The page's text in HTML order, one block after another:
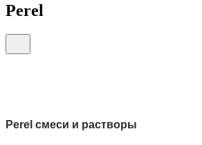
Perel
Perel смеси и растворы